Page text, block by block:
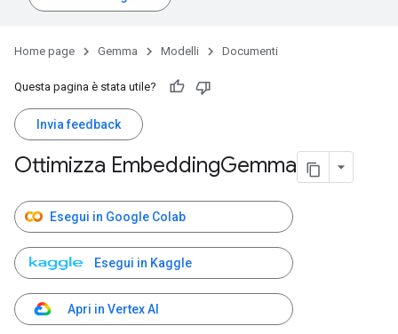
Home page Gemma Modelli Documenti
Questa pagina è stata utile?
Invia feedback
Ottimizza EmbeddingGemma
Esegui in Google Colab
Esegui in Kaggle
Apri in Vertex AI